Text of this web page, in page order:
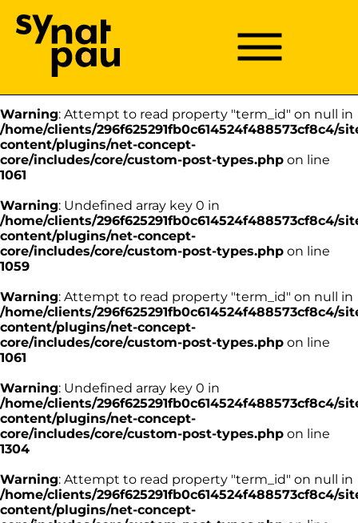
Passer
Menu principal
Menu
Warning: Undefined array key 0 in
/home/clients/296f625291fb0c614524f488573cf8c4/
content/plugins/net-concept-
core/includes/core/custom-post-types.php
Warning: Attempt to read property "term_id" on null in
/home/clients/296f625291fb0c614524f488573cf8c4/
content/plugins/net-concept-
core/includes/core/custom-post-types.php on line
1061
Warning: Undefined array key 0 in
/home/clients/296f625291fb0c614524f488573cf8c4/
content/plugins/net-concept-
core/includes/core/custom-post-types.php on line
1059
Warning: Attempt to read property "term_id" on null in
/home/clients/296f625291fb0c614524f488573cf8c4/
content/plugins/net-concept-
core/includes/core/custom-post-types.php on line
1061
Warning: Undefined array key 0 in
/home/clients/296f625291fb0c614524f488573cf8c4/
content/plugins/net-concept-
core/includes/core/custom-post-types.php on line
1304
Warning: Attempt to read property "term_id" on null in
/home/clients/296f625291fb0c614524f488573cf8c4/
content/plugins/net-concept-